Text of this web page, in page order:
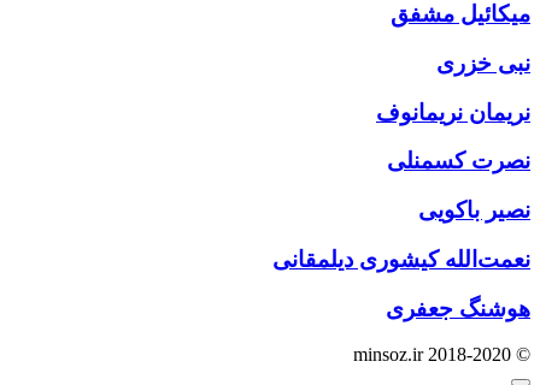
میکائیل مشفق
نبی خزری
نریمان نریمانوف
نصرت کسمنلی
نصیر باکویی
نعمت‌الله کیشوری دیلمقانی
هوشنگ جعفری
© minsoz.ir 2018-2020